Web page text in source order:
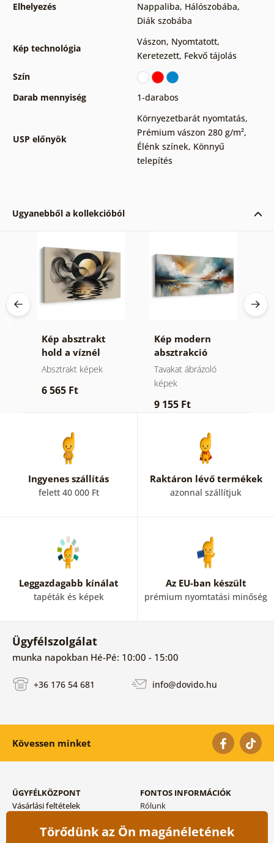
Elhelyezés
Nappaliba, Hálószobába,
Diák szobába
Kép technológia
Vászon, Nyomtatott,
Keretezett, Fekvő tájolás
Szín
Darab mennyiség
1-darabos
USP előnyök
Környezetbarát nyomtatás,
Prémium vászon 280 g/m²,
Élénk színek, Könnyű
telepítés
Ugyanebből a kollekcióból
Kép absztrakt
hold a víznél
Absztrakt képek
6 565 Ft
Kép modern
absztrakció
természettel
Tavakat ábrázoló
képek
9 155 Ft
Ingyenes szállítás
felett 40 000 Ft
Raktáron lévő termékek
azonnal szállítjuk
Leggazdagabb kínálat
tapéták és képek
Az EU-ban készült
prémium nyomtatási minőség
Ügyfélszolgálat
munka napokban Hé-Pé: 10:00 - 15:00
+36 176 54 681 info@dovido.hu
Kövessen minket
ÜGYFÉLKÖZPONT
Vásárlási feltételek
Szállítási és fizetési módok
FONTOS INFORMÁCIÓK
Rólunk
Blog
Törődünk az Ön magánéletének